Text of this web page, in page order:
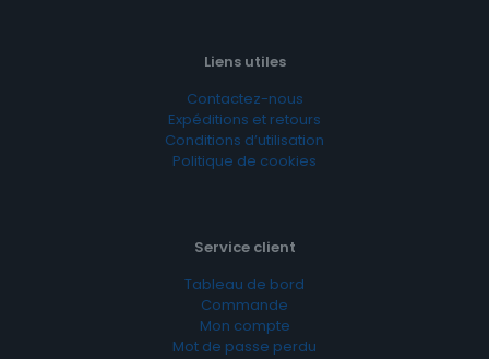
Liens utiles
Contactez-nous
Expéditions et retours
Conditions d’utilisation
Politique de cookies
Service client
Tableau de bord
Commande
Mon compte
Mot de passe perdu